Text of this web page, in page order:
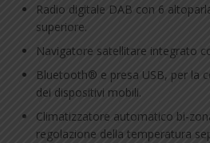
Radio digitale DAB con 6
superiore.
Navigatore satellitare integrato
Bluetooth® e presa USB, per la
dei dispositivi mobili.
Climatizzatore automatico bi-
regolazione della temperatura